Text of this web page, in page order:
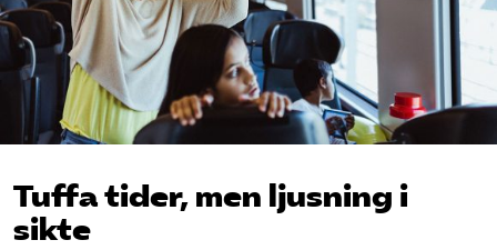
Om oss
Kontakt
Mina sidor (almega.se)
Bli medlem
Tuffa tider, men ljusning i
sikte